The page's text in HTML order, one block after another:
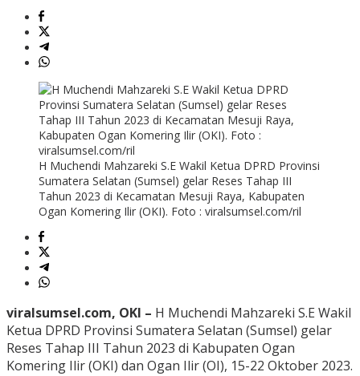
H Muchendi Mahzareki S.E Wakil Ketua DPRD Provinsi
Sumatera Selatan (Sumsel) gelar Reses Tahap III
Tahun 2023 di Kecamatan Mesuji Raya, Kabupaten
Ogan Komering Ilir (OKI). Foto : viralsumsel.com/ril
viralsumsel.com, OKI – H Muchendi Mahzareki S.E Wakil
Ketua DPRD Provinsi Sumatera Selatan (Sumsel) gelar
Reses Tahap III Tahun 2023 di Kabupaten Ogan
Komering Ilir (OKI) dan Ogan Ilir (OI), 15-22 Oktober 2023.